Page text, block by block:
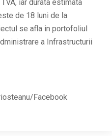
iar durata estimata
de 18 luni de la
se afla in portofoliul
a Infrastructurii
Facebook